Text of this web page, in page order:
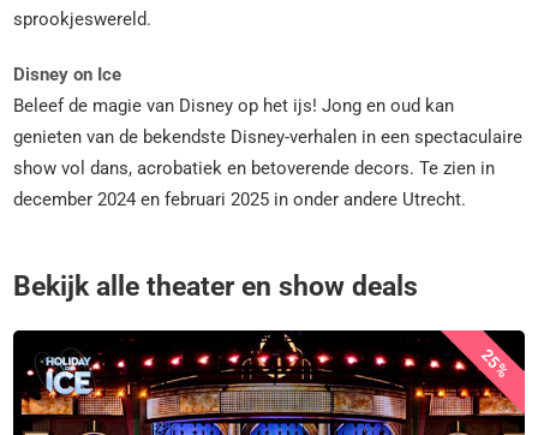
sprookjeswereld.
Disney on Ice
Beleef de magie van Disney op het ijs! Jong en oud kan
genieten van de bekendste Disney-verhalen in een spectaculaire
show vol dans, acrobatiek en betoverende decors. Te zien in
december 2024 en februari 2025 in onder andere Utrecht.
Bekijk alle theater en show deals
25%